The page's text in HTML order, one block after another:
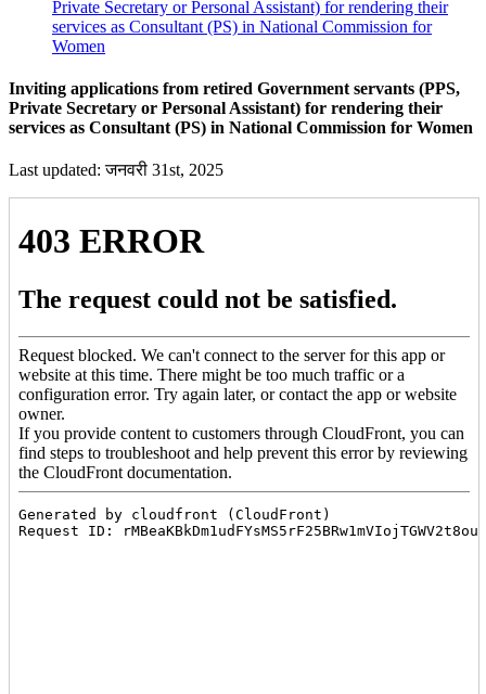
Private Secretary or Personal Assistant) for rendering their
services as Consultant (PS) in National Commission for
Women
Inviting applications from retired Government servants (PPS,
Private Secretary or Personal Assistant) for rendering their
services as Consultant (PS) in National Commission for Women
Last updated: जनवरी 31st, 2025